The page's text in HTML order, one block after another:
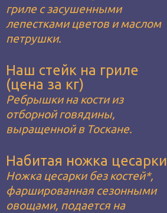
гриле с засушенными
лепестками цветов и маслом
петрушки.
Наш стейк на гриле
(цена за кг)
Ребрышки на кости из
отборной говядины,
выращенной в Тоскане.
Набитая ножка цесарки
Ножка цесарки без костей*,
фаршированная сезонными
овощами, подается на